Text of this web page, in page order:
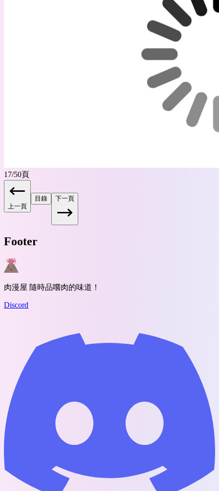
17/50頁
上一頁
目錄 下一頁
Footer
肉漫屋 隨時品嚐肉的味道！
Discord